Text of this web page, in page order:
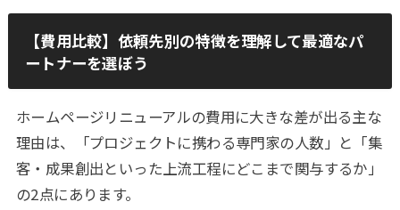
【費用比較】依頼先別の特徴を理解して最適なパ
ートナーを選ぼう
ホームページリニューアルの費用に大きな差が出る主な
理由は、「プロジェクトに携わる専門家の人数」と「集
客・成果創出といった上流工程にどこまで関与するか」
の2点にあります。